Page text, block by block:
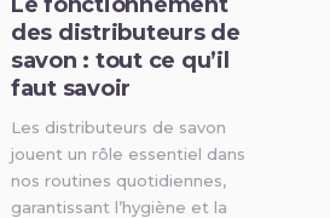
des distributeurs de
savon : tout ce qu’il
faut savoir
Les distributeurs de savon
jouent un rôle essentiel dans
nos routines quotidiennes,
garantissant l’hygiène et la